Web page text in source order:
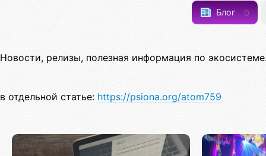
Блог 0
Новости, релизы, полезная информация по
в отдельной статье: https://psiona.org/atom759